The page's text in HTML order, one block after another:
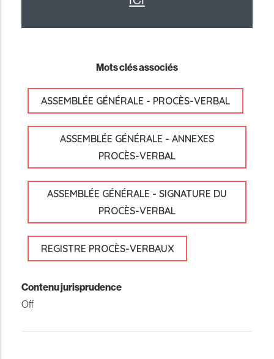
Mots clés associés
ASSEMBLÉE GÉNÉRALE - PROCÈS-VERBAL
ASSEMBLÉE GÉNÉRALE - ANNEXES
PROCÈS-VERBAL
ASSEMBLÉE GÉNÉRALE - SIGNATURE DU
PROCÈS-VERBAL
REGISTRE PROCÈS-VERBAUX
Contenu jurisprudence
Off